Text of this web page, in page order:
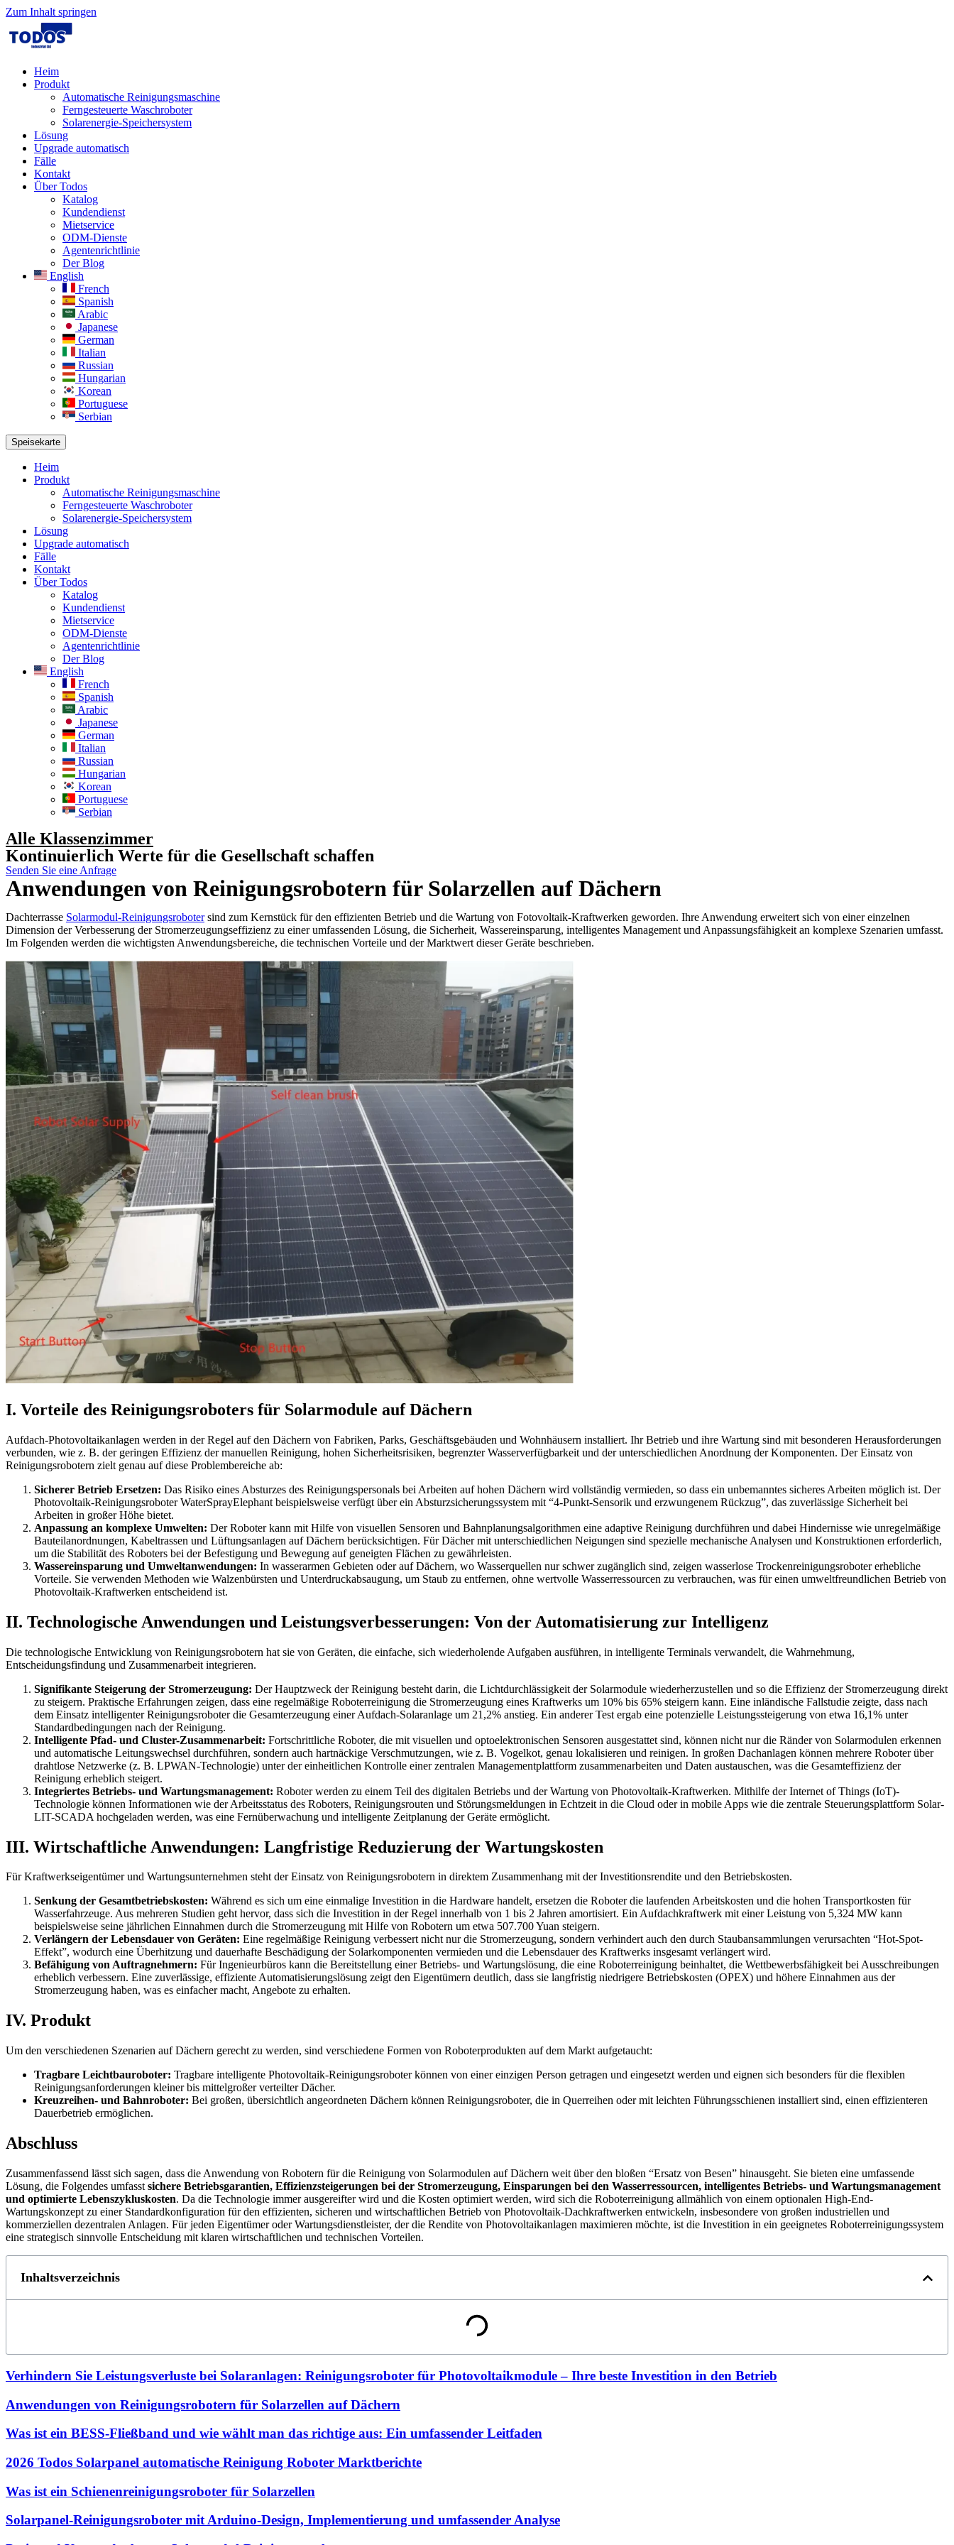
Zum Inhalt springen
Heim
Produkt
Automatische Reinigungsmaschine
Ferngesteuerte Waschroboter
Solarenergie-Speichersystem
Lösung​
Upgrade automatisch
Fälle
Kontakt
Über Todos
Katalog
Kundendienst
Mietservice
ODM-Dienste
Agentenrichtlinie
Der Blog
English
French
Spanish
Arabic
Japanese
German
Italian
Russian
Hungarian
Korean
Portuguese
Serbian
Speisekarte
Heim
Produkt
Automatische Reinigungsmaschine
Ferngesteuerte Waschroboter
Solarenergie-Speichersystem
Lösung​
Upgrade automatisch
Fälle
Kontakt
Über Todos
Katalog
Kundendienst
Mietservice
ODM-Dienste
Agentenrichtlinie
Der Blog
English
French
Spanish
Arabic
Japanese
German
Italian
Russian
Hungarian
Korean
Portuguese
Serbian
Alle Klassenzimmer
Kontinuierlich Werte für die Gesellschaft schaffen
Senden Sie eine Anfrage
Anwendungen von Reinigungsrobotern für Solarzellen auf Dächern
Dachterrasse Solarmodul-Reinigungsrobotersind zum Kernstück für den effizienten Betrieb und die Wartung von Fotovoltaik-Kraftwerken geworden. Ihre Anwendung erweitert sich von einer einzelnen
Dimension der Verbesserung der Stromerzeugungseffizienz zu einer umfassenden Lösung, die Sicherheit, Wassereinsparung, intelligentes Management und Anpassungsfähigkeit an komplexe Szenarien umfasst.
Im Folgenden werden die wichtigsten Anwendungsbereiche, die technischen Vorteile und der Marktwert dieser Geräte beschrieben.
I. Vorteile des Reinigungsroboters für Solarmodule auf Dächern
Aufdach-Photovoltaikanlagen werden in der Regel auf den Dächern von Fabriken, Parks, Geschäftsgebäuden und Wohnhäusern installiert. Ihr Betrieb und ihre Wartung sind mit besonderen Herausforderungen
verbunden, wie z. B. der geringen Effizienz der manuellen Reinigung, hohen Sicherheitsrisiken, begrenzter Wasserverfügbarkeit und der unterschiedlichen Anordnung der Komponenten. Der Einsatz von
Reinigungsrobotern zielt genau auf diese Problembereiche ab:
Sicherer Betrieb Ersetzen: Das Risiko eines Absturzes des Reinigungspersonals bei Arbeiten auf hohen Dächern wird vollständig vermieden, so dass ein unbemanntes sicheres Arbeiten möglich ist. Der
Photovoltaik-Reinigungsroboter WaterSprayElephant beispielsweise verfügt über ein Absturzsicherungssystem mit “4-Punkt-Sensorik und erzwungenem Rückzug”, das zuverlässige Sicherheit bei
Arbeiten in großer Höhe bietet.
Anpassung an komplexe Umwelten: Der Roboter kann mit Hilfe von visuellen Sensoren und Bahnplanungsalgorithmen eine adaptive Reinigung durchführen und dabei Hindernisse wie unregelmäßige
Bauteilanordnungen, Kabeltrassen und Lüftungsanlagen auf Dächern berücksichtigen. Für Dächer mit unterschiedlichen Neigungen sind spezielle mechanische Analysen und Konstruktionen erforderlich,
um die Stabilität des Roboters bei der Befestigung und Bewegung auf geneigten Flächen zu gewährleisten.
Wassereinsparung und Umweltanwendungen: In wasserarmen Gebieten oder auf Dächern, wo Wasserquellen nur schwer zugänglich sind, zeigen wasserlose Trockenreinigungsroboter erhebliche
Vorteile. Sie verwenden Methoden wie Walzenbürsten und Unterdruckabsaugung, um Staub zu entfernen, ohne wertvolle Wasserressourcen zu verbrauchen, was für einen umweltfreundlichen Betrieb von
Photovoltaik-Kraftwerken entscheidend ist.
II. Technologische Anwendungen und Leistungsverbesserungen: Von der Automatisierung zur Intelligenz
Die technologische Entwicklung von Reinigungsrobotern hat sie von Geräten, die einfache, sich wiederholende Aufgaben ausführen, in intelligente Terminals verwandelt, die Wahrnehmung,
Entscheidungsfindung und Zusammenarbeit integrieren.
Signifikante Steigerung der Stromerzeugung: Der Hauptzweck der Reinigung besteht darin, die Lichtdurchlässigkeit der Solarmodule wiederherzustellen und so die Effizienz der Stromerzeugung direkt
zu steigern. Praktische Erfahrungen zeigen, dass eine regelmäßige Roboterreinigung die Stromerzeugung eines Kraftwerks um 10% bis 65% steigern kann. Eine inländische Fallstudie zeigte, dass nach
dem Einsatz intelligenter Reinigungsroboter die Gesamterzeugung einer Aufdach-Solaranlage um 21,2% anstieg. Ein anderer Test ergab eine potenzielle Leistungssteigerung von etwa 16,1% unter
Standardbedingungen nach der Reinigung.
Intelligente Pfad- und Cluster-Zusammenarbeit: Fortschrittliche Roboter, die mit visuellen und optoelektronischen Sensoren ausgestattet sind, können nicht nur die Ränder von Solarmodulen erkennen
und automatische Leitungswechsel durchführen, sondern auch hartnäckige Verschmutzungen, wie z. B. Vogelkot, genau lokalisieren und reinigen. In großen Dachanlagen können mehrere Roboter über
drahtlose Netzwerke (z. B. LPWAN-Technologie) unter der einheitlichen Kontrolle einer zentralen Managementplattform zusammenarbeiten und Daten austauschen, was die Gesamteffizienz der
Reinigung erheblich steigert.
Integriertes Betriebs- und Wartungsmanagement: Roboter werden zu einem Teil des digitalen Betriebs und der Wartung von Photovoltaik-Kraftwerken. Mithilfe der Internet of Things (IoT)-
Technologie können Informationen wie der Arbeitsstatus des Roboters, Reinigungsrouten und Störungsmeldungen in Echtzeit in die Cloud oder in mobile Apps wie die zentrale Steuerungsplattform Solar-
LIT-SCADA hochgeladen werden, was eine Fernüberwachung und intelligente Zeitplanung der Geräte ermöglicht.
III. Wirtschaftliche Anwendungen: Langfristige Reduzierung der Wartungskosten
Für Kraftwerkseigentümer und Wartungsunternehmen steht der Einsatz von Reinigungsrobotern in direktem Zusammenhang mit der Investitionsrendite und den Betriebskosten.
Senkung der Gesamtbetriebskosten: Während es sich um eine einmalige Investition in die Hardware handelt, ersetzen die Roboter die laufenden Arbeitskosten und die hohen Transportkosten für
Wasserfahrzeuge. Aus mehreren Studien geht hervor, dass sich die Investition in der Regel innerhalb von 1 bis 2 Jahren amortisiert. Ein Aufdachkraftwerk mit einer Leistung von 5,324 MW kann
beispielsweise seine jährlichen Einnahmen durch die Stromerzeugung mit Hilfe von Robotern um etwa 507.700 Yuan steigern.
Verlängern der Lebensdauer von Geräten: Eine regelmäßige Reinigung verbessert nicht nur die Stromerzeugung, sondern verhindert auch den durch Staubansammlungen verursachten “Hot-Spot-
Effekt”, wodurch eine Überhitzung und dauerhafte Beschädigung der Solarkomponenten vermieden und die Lebensdauer des Kraftwerks insgesamt verlängert wird.
Befähigung von Auftragnehmern: Für Ingenieurbüros kann die Bereitstellung einer Betriebs- und Wartungslösung, die eine Roboterreinigung beinhaltet, die Wettbewerbsfähigkeit bei Ausschreibungen
erheblich verbessern. Eine zuverlässige, effiziente Automatisierungslösung zeigt den Eigentümern deutlich, dass sie langfristig niedrigere Betriebskosten (OPEX) und höhere Einnahmen aus der
Stromerzeugung haben, was es einfacher macht, Angebote zu erhalten.
IV. Produkt
Um den verschiedenen Szenarien auf Dächern gerecht zu werden, sind verschiedene Formen von Roboterprodukten auf dem Markt aufgetaucht:
Tragbare Leichtbauroboter: Tragbare intelligente Photovoltaik-Reinigungsroboter können von einer einzigen Person getragen und eingesetzt werden und eignen sich besonders für die flexiblen
Reinigungsanforderungen kleiner bis mittelgroßer verteilter Dächer.
Kreuzreihen- und Bahnroboter: Bei großen, übersichtlich angeordneten Dächern können Reinigungsroboter, die in Querreihen oder mit leichten Führungsschienen installiert sind, einen effizienteren
Dauerbetrieb ermöglichen.
Abschluss
Zusammenfassend lässt sich sagen, dass die Anwendung von Robotern für die Reinigung von Solarmodulen auf Dächern weit über den bloßen “Ersatz von Besen” hinausgeht. Sie bieten eine umfassende
Lösung, die Folgendes umfasst sichere Betriebsgarantien, Effizienzsteigerungen bei der Stromerzeugung, Einsparungen bei den Wasserressourcen, intelligentes Betriebs- und Wartungsmanagement
und optimierte Lebenszykluskosten. Da die Technologie immer ausgereifter wird und die Kosten optimiert werden, wird sich die Roboterreinigung allmählich von einem optionalen High-End-
Wartungskonzept zu einer Standardkonfiguration für den effizienten, sicheren und wirtschaftlichen Betrieb von Photovoltaik-Dachkraftwerken entwickeln, insbesondere von großen industriellen und
kommerziellen dezentralen Anlagen. Für jeden Eigentümer oder Wartungsdienstleister, der die Rendite von Photovoltaikanlagen maximieren möchte, ist die Investition in ein geeignetes Roboterreinigungssystem
eine strategisch sinnvolle Entscheidung mit klaren wirtschaftlichen und technischen Vorteilen.
Inhaltsverzeichnis
Verhindern Sie Leistungsverluste bei Solaranlagen: Reinigungsroboter für Photovoltaikmodule – Ihre beste Investition in den Betrieb
Anwendungen von Reinigungsrobotern für Solarzellen auf Dächern
Was ist ein BESS-Fließband und wie wählt man das richtige aus: Ein umfassender Leitfaden
2026 Todos Solarpanel automatische Reinigung Roboter Marktberichte
Was ist ein Schienenreinigungsroboter für Solarzellen
Solarpanel-Reinigungsroboter mit Arduino-Design, Implementierung und umfassender Analyse